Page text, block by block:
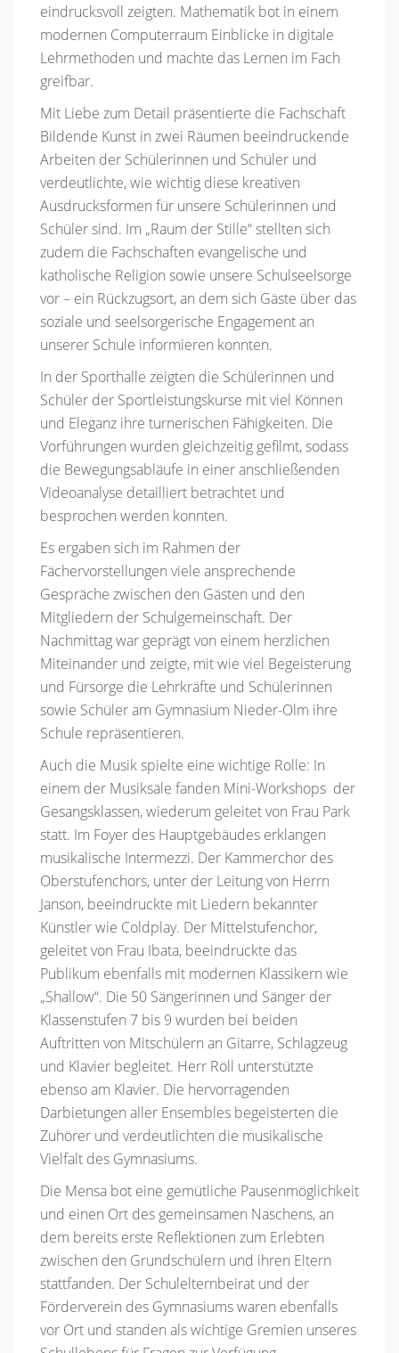
eindrucksvoll zeigten. Mathematik bot in einem
modernen Computerraum Einblicke in digitale
Lehrmethoden und machte das Lernen im Fach
greifbar.
Mit Liebe zum Detail präsentierte die Fachschaft
Bildende Kunst in zwei Räumen beeindruckende
Arbeiten der Schülerinnen und Schüler und
verdeutlichte, wie wichtig diese kreativen
Ausdrucksformen für unsere Schülerinnen und
Schüler sind. Im „Raum der Stille“ stellten sich
zudem die Fachschaften evangelische und
katholische Religion sowie unsere Schulseelsorge
vor – ein Rückzugsort, an dem sich Gäste über das
soziale und seelsorgerische Engagement an
unserer Schule informieren konnten.
In der Sporthalle zeigten die Schülerinnen und
Schüler der Sportleistungskurse mit viel Können
und Eleganz ihre turnerischen Fähigkeiten. Die
Vorführungen wurden gleichzeitig gefilmt, sodass
die Bewegungsabläufe in einer anschließenden
Videoanalyse detailliert betrachtet und
besprochen werden konnten.
Es ergaben sich im Rahmen der
Fächervorstellungen viele ansprechende
Gespräche zwischen den Gästen und den
Mitgliedern der Schulgemeinschaft. Der
Nachmittag war geprägt von einem herzlichen
Miteinander und zeigte, mit wie viel Begeisterung
und Fürsorge die Lehrkräfte und Schülerinnen
sowie Schüler am Gymnasium Nieder-Olm ihre
Schule repräsentieren.
Auch die Musik spielte eine wichtige Rolle: In
einem der Musiksäle fanden Mini-Workshops der
Gesangsklassen, wiederum geleitet von Frau Park
statt. Im Foyer des Hauptgebäudes erklangen
musikalische Intermezzi. Der Kammerchor des
Oberstufenchors, unter der Leitung von Herrn
Janson, beeindruckte mit Liedern bekannter
Künstler wie Coldplay. Der Mittelstufenchor,
geleitet von Frau Ibata, beeindruckte das
Publikum ebenfalls mit modernen Klassikern wie
„Shallow“. Die 50 Sängerinnen und Sänger der
Klassenstufen 7 bis 9 wurden bei beiden
Auftritten von Mitschülern an Gitarre, Schlagzeug
und Klavier begleitet. Herr Röll unterstützte
ebenso am Klavier. Die hervorragenden
Darbietungen aller Ensembles begeisterten die
Zuhörer und verdeutlichten die musikalische
Vielfalt des Gymnasiums.
Die Mensa bot eine gemütliche Pausenmöglichkeit
und einen Ort des gemeinsamen Naschens, an
dem bereits erste Reflektionen zum Erlebten
zwischen den Grundschülern und ihren Eltern
stattfanden. Der Schulelternbeirat und der
Förderverein des Gymnasiums waren ebenfalls
vor Ort und standen als wichtige Gremien unseres